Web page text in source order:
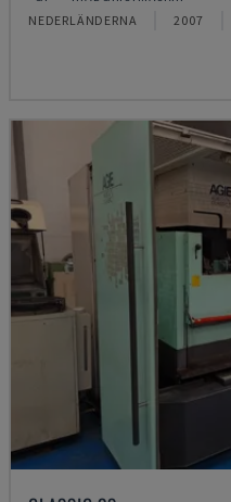
NEDERLÄNDERNA 2007